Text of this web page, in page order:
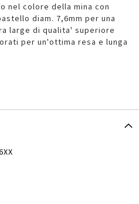
nel colore della mina con
diam. 7,6mm per una
large di qualita' superiore
per un'ottima resa e lunga